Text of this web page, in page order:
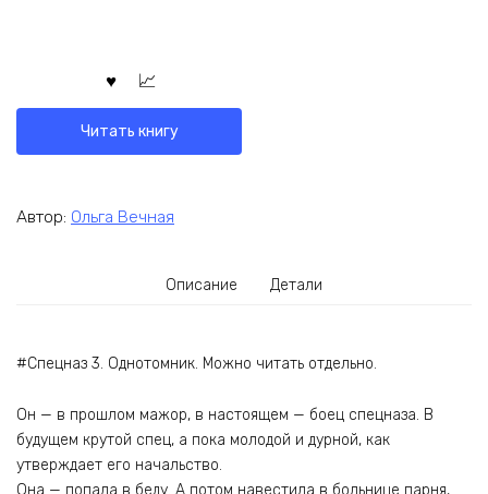
Читать книгу
Автор: Ольга Вечная
Описание Детали
#Спецназ 3. Однотомник. Можно читать отдельно.
Он — в прошлом мажор, в настоящем — боец спецназа. В
будущем крутой спец, а пока молодой и дурной, как
утверждает его начальство.
Она — попала в беду. А потом навестила в больнице парня,